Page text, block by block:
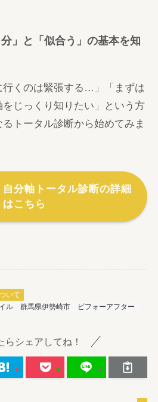
」と「似合う」の基本を知
行くのは緊張する…」「まずは
じっくり知りたい」という方
トータル診断から始めてみま
分軸トータル診断の詳細
はこちら
いて
ル 群馬県伊勢崎市 ビフォーアフター
らシェアしてね！